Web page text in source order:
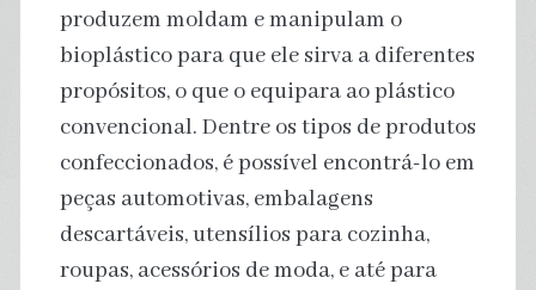
produzem moldam e manipulam o
bioplástico para que ele sirva a diferentes
propósitos, o que o equipara ao plástico
convencional. Dentre os tipos de produtos
confeccionados, é possível encontrá-lo em
peças automotivas, embalagens
descartáveis, utensílios para cozinha,
roupas, acessórios de moda, e até para